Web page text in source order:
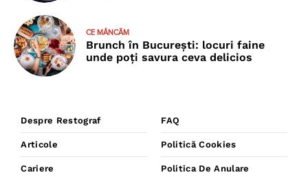
CE MÂNCĂM
Brunch în București: locuri faine
unde poţi savura ceva delicios
Despre Restograf
Articole
Cariere
FAQ
Politică Cookies
Politica De Anulare